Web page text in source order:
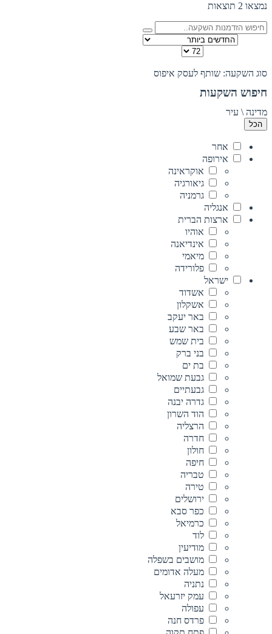
נמצאו 2 תוצאות
סוג השקעה: שותף לעסק איפוס
חיפוש השקעות
מדינה \ עיר
הכל
אחר
אירופה
אוקראינה
גיאורגיה
גרמניה
אנגליה
ארצות הברית
אוהיו
אינדיאנה
מיאמי
פלורידה
ישראל
אשדוד
אשקלון
באר יעקב
באר שבע
בית שמש
בני ברק
בת ים
גבעת שמואל
גבעתיים
גדרה יבנה
הוד השרון
הרצליה
חדרה
חולון
חיפה
טבריה
טירה
ירושלים
כפר סבא
כרמיאל
לוד
מודיעין
מושבים בשפלה
מעלה אדומים
נתניה
עמק יזרעאל
עפולה
פרדס חנה